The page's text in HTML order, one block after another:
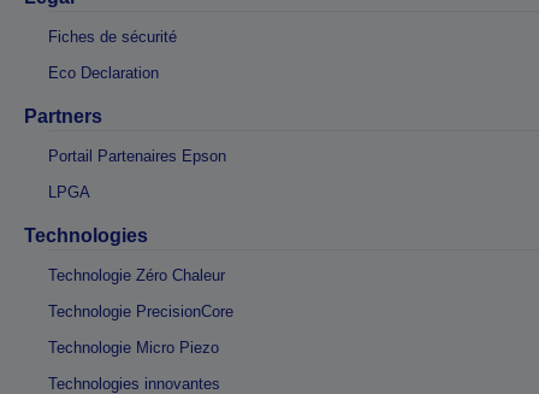
Fiches de sécurité
Eco Declaration
Partners
Portail Partenaires Epson
LPGA
Technologies
Technologie Zéro Chaleur
Technologie PrecisionCore
Technologie Micro Piezo
Technologies innovantes